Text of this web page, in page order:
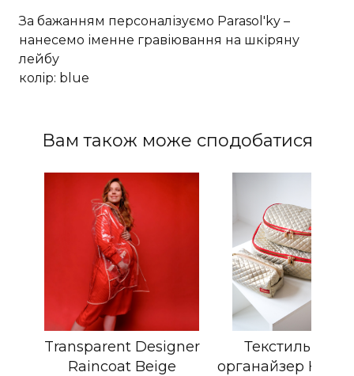
За бажанням персоналізуємо Parasol'ky –
нанесемо іменне гравіювання на шкіряну
лейбу
колiр: blue
Вам також може сподобатися
Transparent Designer
Raincoat Beige
Текстильний
органайзер Куб